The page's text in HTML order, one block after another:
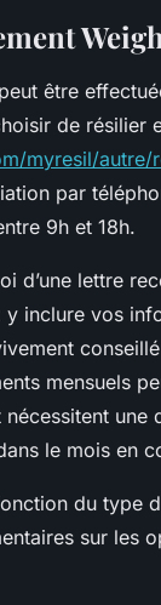
être
de résilier
myresil/autre/
par
9h et 18h.
d’une lettre
inclure vos
mensuels
une
le mois en
du type
sur les